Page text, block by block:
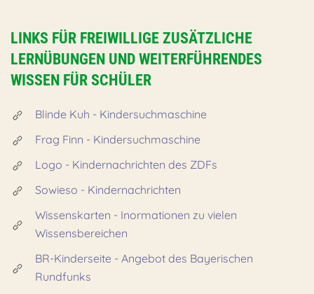
LINKS FÜR FREIWILLIGE ZUSÄTZLICHE
LERNÜBUNGEN UND WEITERFÜHRENDES
WISSEN FÜR SCHÜLER
Blinde Kuh - Kindersuchmaschine
Frag Finn - Kindersuchmaschine
Logo - Kindernachrichten des ZDFs
Sowieso - Kindernachrichten
Wissenskarten - Inormationen zu vielen
Wissensbereichen
BR-Kinderseite - Angebot des Bayerischen
Rundfunks